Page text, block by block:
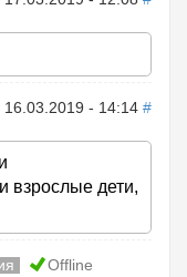
- 14:14 #
взрослые дети,
Offline